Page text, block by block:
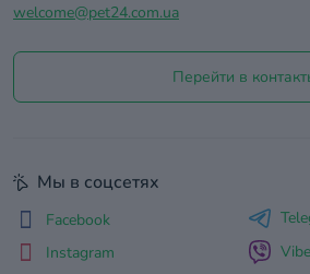
welcome@pet24.com.ua
Перейти в
Мы в соцсетях
Facebook
Instagram